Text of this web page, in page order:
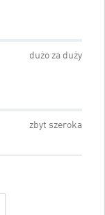
dużo za duży
zbyt szeroka